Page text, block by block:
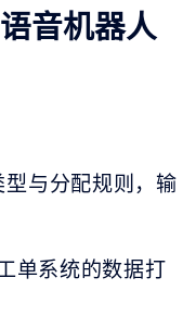
音机器人
与分配规则，输
单系统的数据打